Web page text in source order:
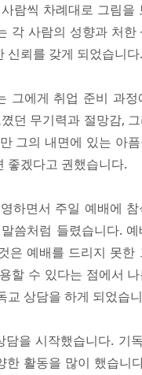
람씩 차례대로 그림을
각 사람의 성향과 처
신뢰를 갖게 되었습니다.
그에게 취업 준비 과
던 무기력과 절망감,
그의 내면에 있는 아
좋겠다고 권했습니다.
하면서 주일 예배에
씀처럼 들렸습니다.
은 예배를 드리지 못한
할 수 있다는 점에서
교 상담을 하게 되었습
을 시작했습니다. 기
활동을 많이 했습니